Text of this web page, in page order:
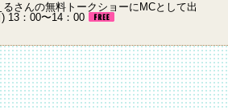
るさんの無料トークショーにMCとして出
13：00〜14：00